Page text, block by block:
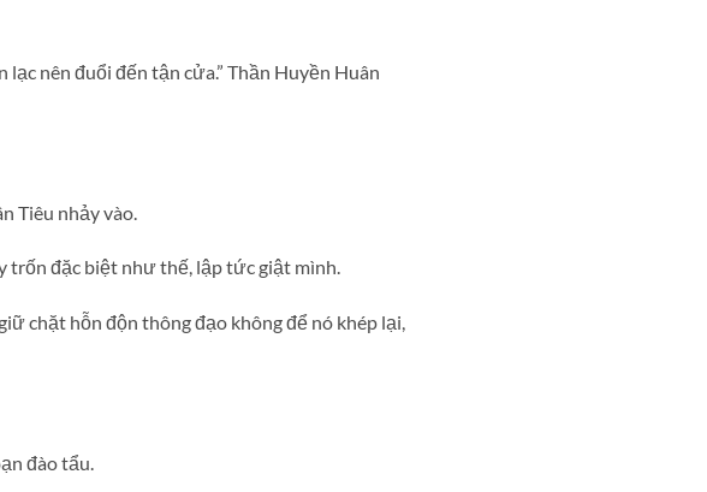
lạc nên đuổi đến tận cửa.” Thần Huyền Huân
Tiêu nhảy vào.
trốn đặc biệt như thế, lập tức giật mình.
chặt hỗn độn thông đạo không để nó khép lại,
đào tẩu.